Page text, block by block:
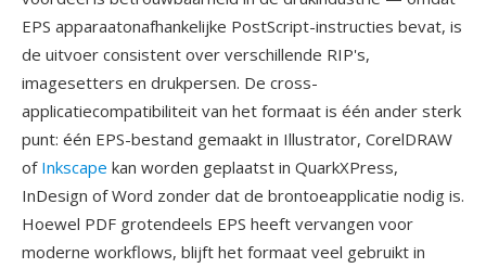
EPS apparaatonafhankelijke PostScript-instructies bevat, is
de uitvoer consistent over verschillende RIP's,
imagesetters en drukpersen. De cross-
applicatiecompatibiliteit van het formaat is één ander sterk
punt: één EPS-bestand gemaakt in Illustrator, CorelDRAW
of Inkscape kan worden geplaatst in QuarkXPress,
InDesign of Word zonder dat de brontoeapplicatie nodig is.
Hoewel PDF grotendeels EPS heeft vervangen voor
moderne workflows, blijft het formaat veel gebruikt in